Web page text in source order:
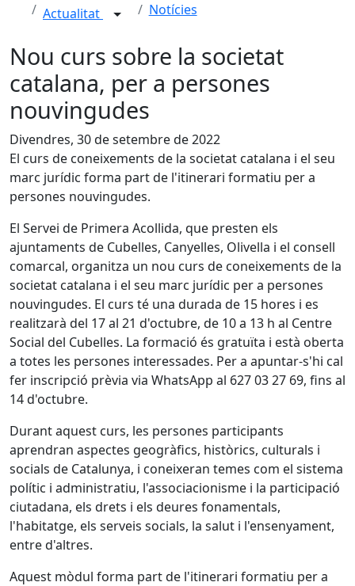
Actualitat Notícies
Nou curs sobre la societat
catalana, per a persones
nouvingudes
Divendres, 30 de setembre de 2022
El curs de coneixements de la societat catalana i el seu
marc jurídic forma part de l'itinerari formatiu per a
persones nouvingudes.
El Servei de Primera Acollida, que presten els
ajuntaments de Cubelles, Canyelles, Olivella i el consell
comarcal, organitza un nou curs de coneixements de la
societat catalana i el seu marc jurídic per a persones
nouvingudes. El curs té una durada de 15 hores i es
realitzarà del 17 al 21 d'octubre, de 10 a 13 h al Centre
Social del Cubelles. La formació és gratuïta i està oberta
a totes les persones interessades. Per a apuntar-s'hi cal
fer inscripció prèvia via WhatsApp al 627 03 27 69, fins al
14 d'octubre.
Durant aquest curs, les persones participants
aprendran aspectes geogràfics, històrics, culturals i
socials de Catalunya, i coneixeran temes com el sistema
polític i administratiu, l'associacionisme i la participació
ciutadana, els drets i els deures fonamentals,
l'habitatge, els serveis socials, la salut i l'ensenyament,
entre d'altres.
Aquest mòdul forma part de l'itinerari formatiu per a